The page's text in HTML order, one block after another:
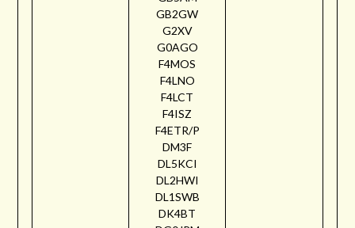
GB2GW
G2XV
G0AGO
F4MOS
F4LNO
F4LCT
F4ISZ
F4ETR/P
DM3F
DL5KCI
DL2HWI
DL1SWB
DK4BT